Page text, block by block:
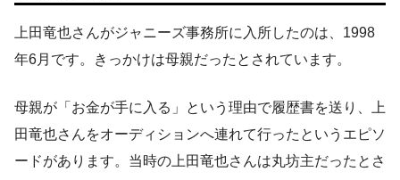
上田竜也さんがジャニーズ事務所に入所したのは、1998
年6月です。きっかけは母親だったとされています。
母親が「お金が手に入る」という理由で履歴書を送り、上
田竜也さんをオーディションへ連れて行ったというエピソ
ードがあります。当時の上田竜也さんは丸坊主だったとさ